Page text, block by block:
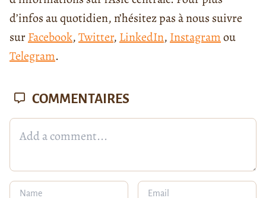
d’infos au quotidien, n’hésitez pas à nous suivre
surFacebook,Twitter, LinkedIn, Instagramou
Telegram.
COMMENTAIRES